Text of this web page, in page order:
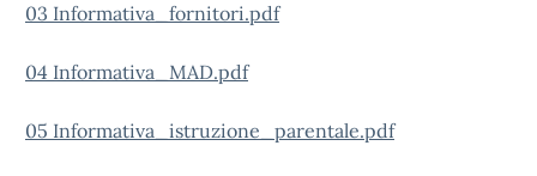
03 Informativa_fornitori.pdf
04 Informativa_MAD.pdf
05 Informativa_istruzione_parentale.pdf